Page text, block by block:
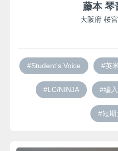
藤本 琴
大阪府 桜
#Student's Voice #英
#LC/NINJA #編
#短期